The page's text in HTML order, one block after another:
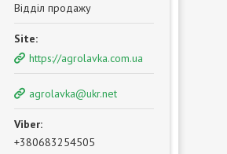
Відділ продажу
https://agrolavka.com.ua
agrolavka@ukr.net
+380683254505